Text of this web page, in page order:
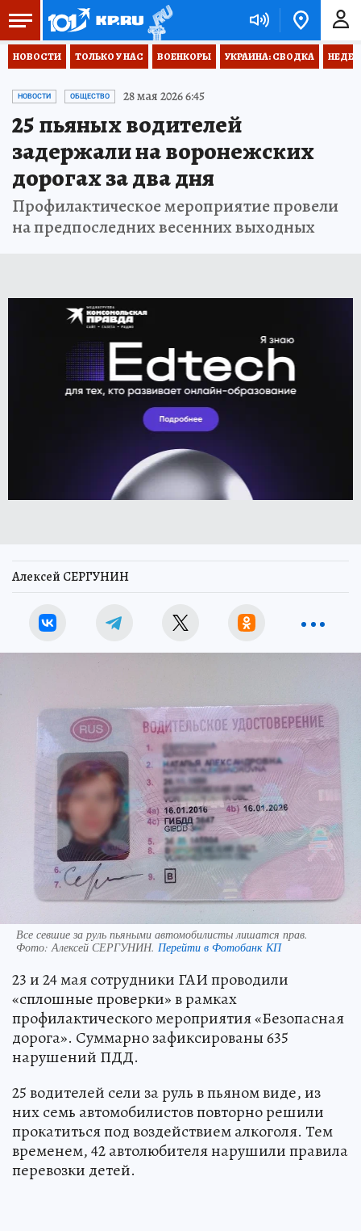
НОВОСТИ ТОЛЬКО У НАС ВОЕНКОРЫ УКРАИНА: СВОДКА
НОВОСТИ ОБЩЕСТВО 28 мая 2026 6:45
25 пьяных водителей
задержали на воронежских
дорогах за два дня
Профилактическое мероприятие провели
на предпоследних весенних выходных
Алексей СЕРГУНИН
Все севшие за руль пьяными автомобилисты лишатся прав.
Фото:Алексей СЕРГУНИН. Перейти в Фотобанк КП
23 и 24 мая сотрудники ГАИ проводили
«сплошные проверки» в рамках
профилактического мероприятия «Безопасная
дорога». Суммарно зафиксированы 635
нарушений ПДД.
25 водителей сели за руль в пьяном виде, из
них семь автомобилистов повторно решили
прокатиться под воздействием алкоголя. Тем
временем, 42 автолюбителя нарушили правила
перевозки детей.